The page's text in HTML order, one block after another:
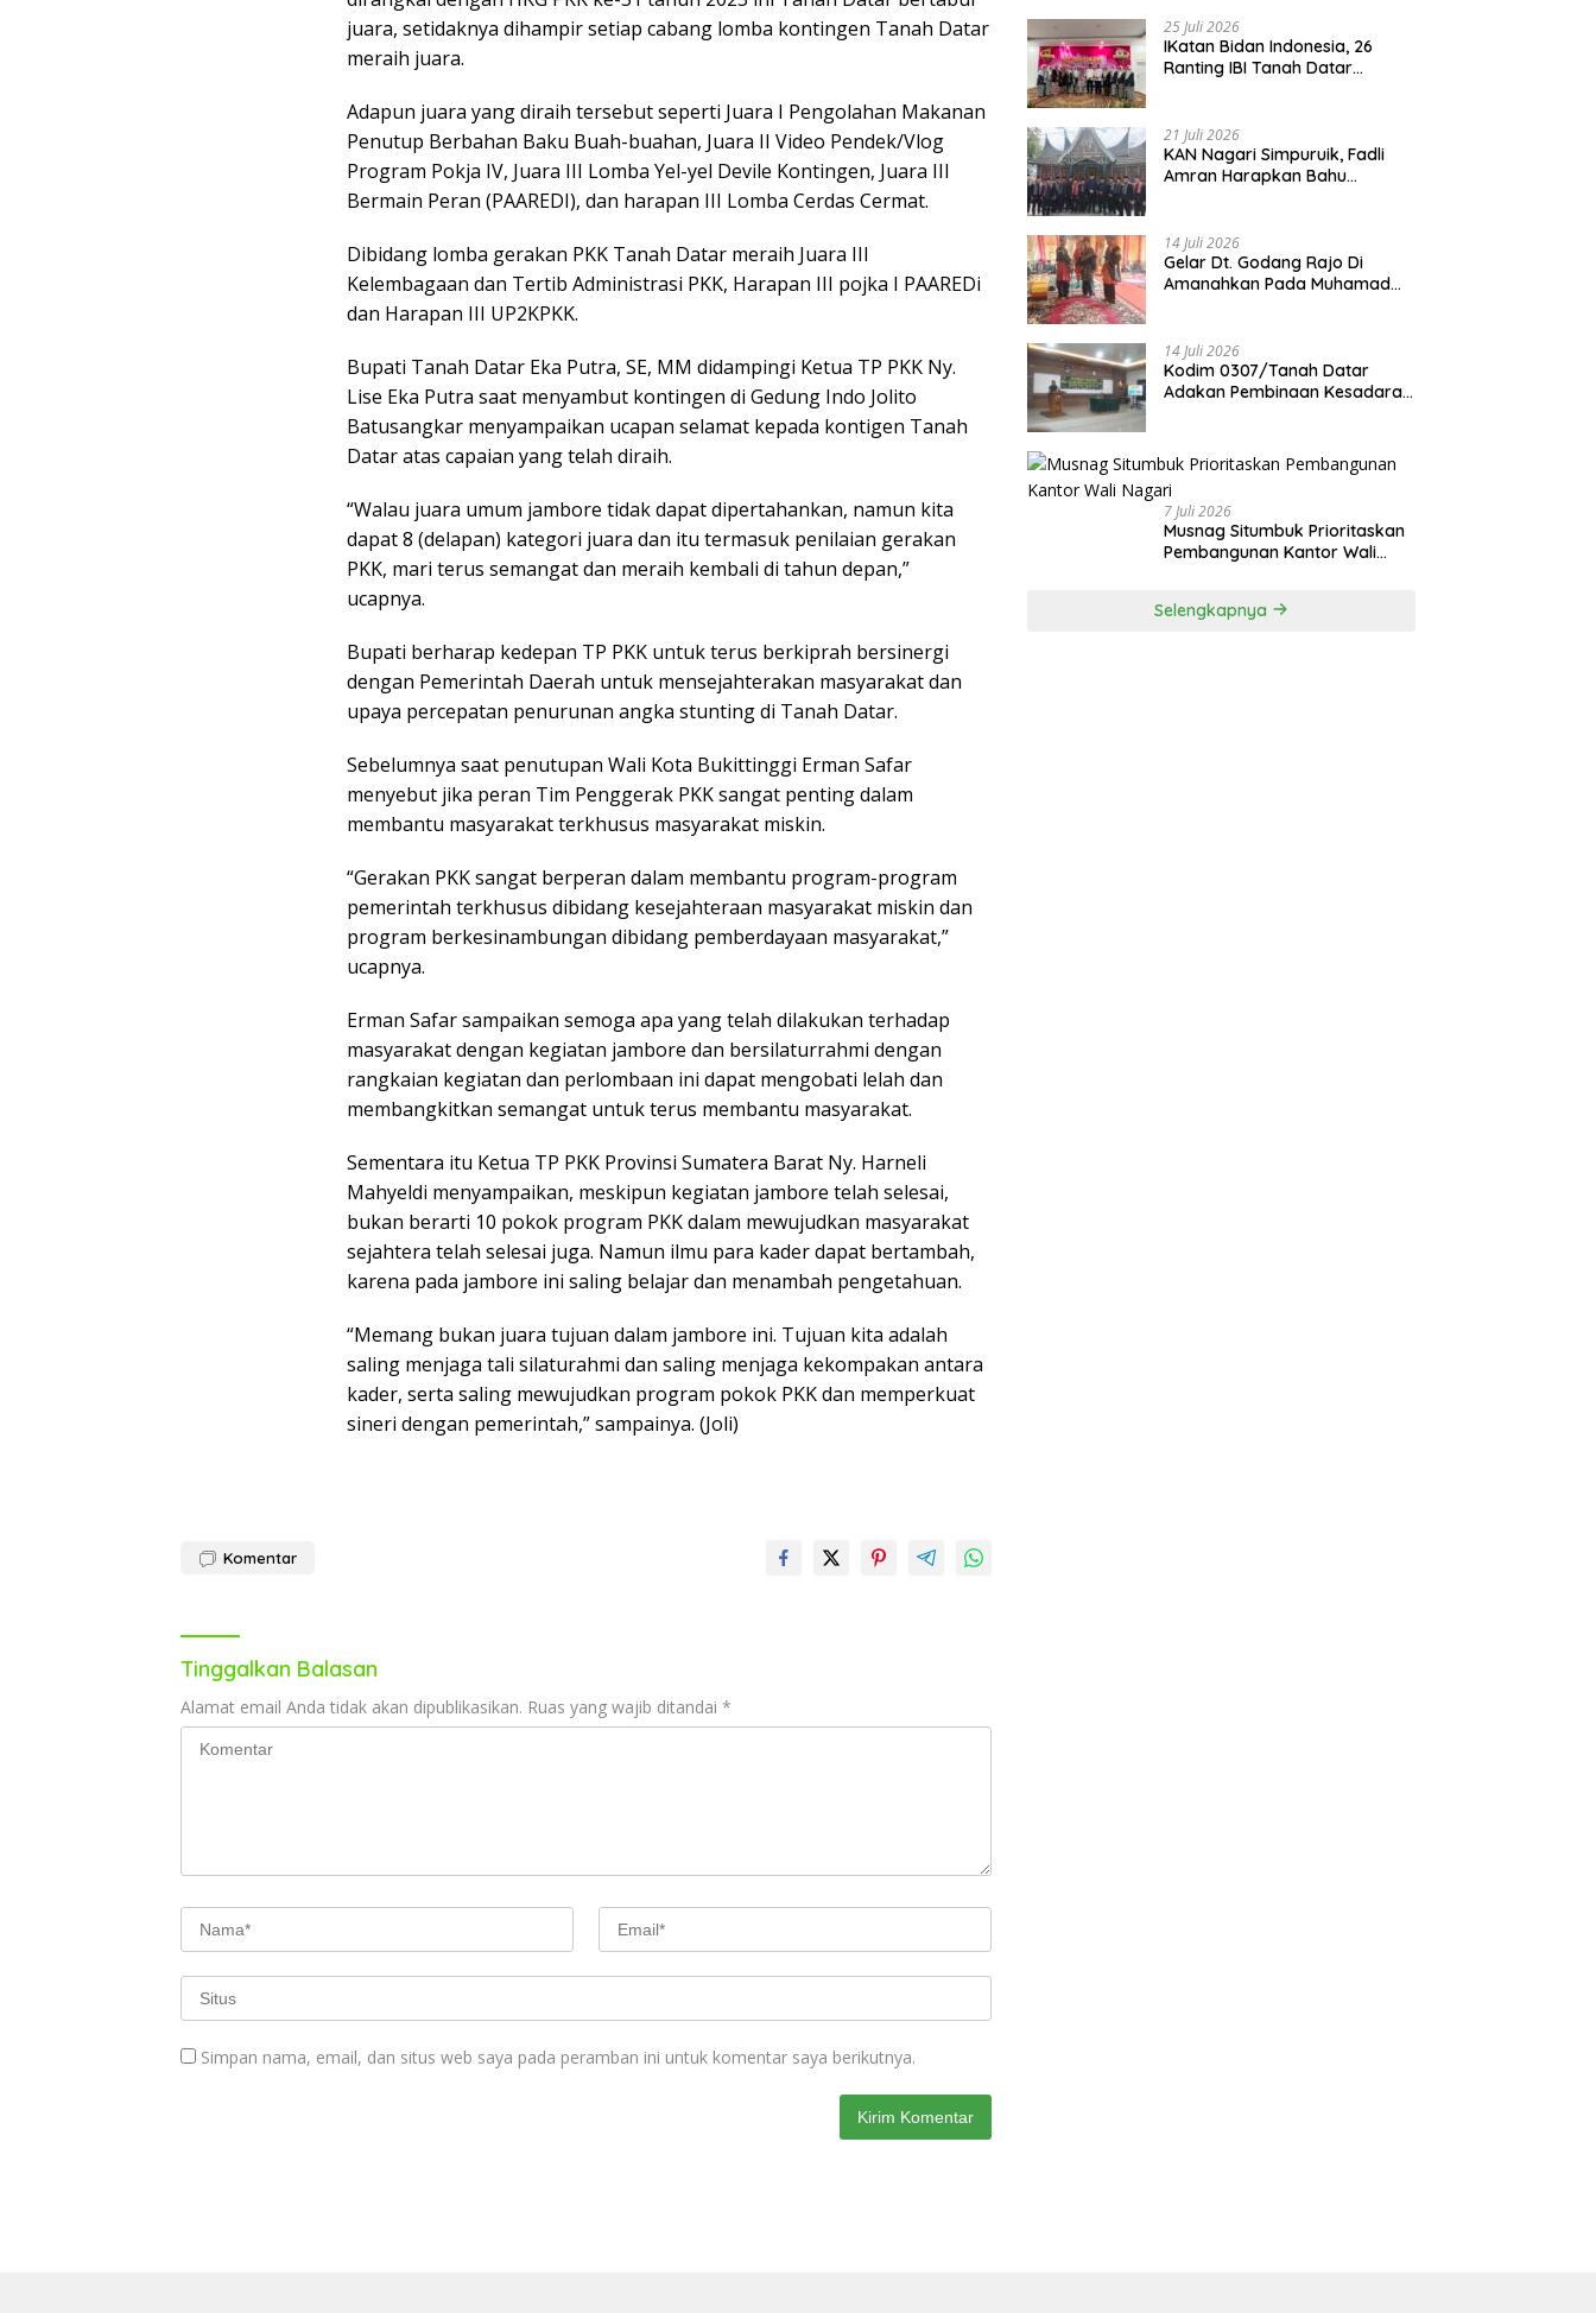
juara, setidaknya dihampir setiap cabang lomba kontingen Tanah Datar
meraih juara.
Adapun juara yang diraih tersebut seperti Juara I Pengolahan Makanan
Penutup Berbahan Baku Buah-buahan, Juara II Video Pendek/Vlog
Program Pokja IV, Juara III Lomba Yel-yel Devile Kontingen, Juara III
Bermain Peran (PAAREDI), dan harapan III Lomba Cerdas Cermat.
Dibidang lomba gerakan PKK Tanah Datar meraih Juara III
Kelembagaan dan Tertib Administrasi PKK, Harapan III pojka I PAAREDi
dan Harapan III UP2KPKK.
Bupati Tanah Datar Eka Putra, SE, MM didampingi Ketua TP PKK Ny.
Lise Eka Putra saat menyambut kontingen di Gedung Indo Jolito
Batusangkar menyampaikan ucapan selamat kepada kontigen Tanah
Datar atas capaian yang telah diraih.
“Walau juara umum jambore tidak dapat dipertahankan, namun kita
dapat 8 (delapan) kategori juara dan itu termasuk penilaian gerakan
PKK, mari terus semangat dan meraih kembali di tahun depan,”
ucapnya.
Bupati berharap kedepan TP PKK untuk terus berkiprah bersinergi
dengan Pemerintah Daerah untuk mensejahterakan masyarakat dan
upaya percepatan penurunan angka stunting di Tanah Datar.
Sebelumnya saat penutupan Wali Kota Bukittinggi Erman Safar
menyebut jika peran Tim Penggerak PKK sangat penting dalam
membantu masyarakat terkhusus masyarakat miskin.
“Gerakan PKK sangat berperan dalam membantu program-program
pemerintah terkhusus dibidang kesejahteraan masyarakat miskin dan
program berkesinambungan dibidang pemberdayaan masyarakat,”
ucapnya.
Erman Safar sampaikan semoga apa yang telah dilakukan terhadap
masyarakat dengan kegiatan jambore dan bersilaturrahmi dengan
rangkaian kegiatan dan perlombaan ini dapat mengobati lelah dan
membangkitkan semangat untuk terus membantu masyarakat.
Sementara itu Ketua TP PKK Provinsi Sumatera Barat Ny. Harneli
Mahyeldi menyampaikan, meskipun kegiatan jambore telah selesai,
bukan berarti 10 pokok program PKK dalam mewujudkan masyarakat
sejahtera telah selesai juga. Namun ilmu para kader dapat bertambah,
karena pada jambore ini saling belajar dan menambah pengetahuan.
“Memang bukan juara tujuan dalam jambore ini. Tujuan kita adalah
saling menjaga tali silaturahmi dan saling menjaga kekompakan antara
kader, serta saling mewujudkan program pokok PKK dan memperkuat
sineri dengan pemerintah,” sampainya. (Joli)
Komentar
Tinggalkan Balasan
Alamat email Anda tidak akan dipublikasikan. Ruas yang wajib ditandai *
Simpan nama, email, dan situs web saya pada peramban ini untuk komentar saya berikutnya.
25 Juli 2026
IKatan Bidan Indonesia, 26
Ranting IBI Tanah Datar
21 Juli 2026
KAN Nagari Simpuruik, Fadli
Amran Harapkan Bahu
14 Juli 2026
Gelar Dt. Godang Rajo Di
Amanahkan Pada Muhamad
14 Juli 2026
Kodim 0307/Tanah Datar
Adakan Pembinaan Kesadaran
7 Juli 2026
Musnag Situmbuk Prioritaskan
Pembangunan Kantor Wali
Selengkapnya